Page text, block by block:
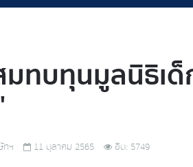
ทบทุนมูลนิธิเด็
ทฯ 11 ตุลาคม 2565 ฮิต: 5749